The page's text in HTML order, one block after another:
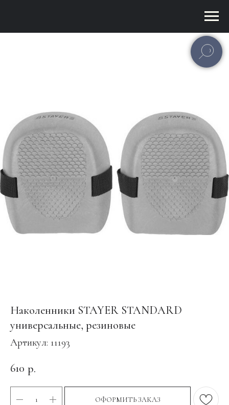
Наколенники STAYER STANDARD
универсальные, резиновые
Артикул: 11193
610 р.
ОФОРМИТЬ ЗАКАЗ